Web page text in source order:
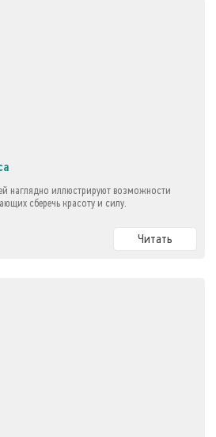
наглядно иллюстрируют возможности
сберечь красоту и силу.
Читать